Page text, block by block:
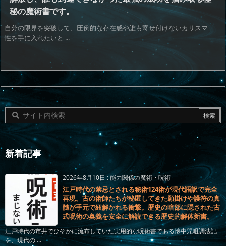
秘の魔術書です。
自分の限界を突破して、圧倒的な存在感や誰も寄せ付けないカリスマ
性を手に入れたいと ...
新着記事
2026年8月10日 :能力関係の魔術・呪術
江戸時代の禁忌とされる秘術124術が現代語訳で完全
再現。古の術師たちが秘匿してきた願掛けや護符の真
髄が手元で紐解かれる衝撃。歴史の暗部に隠された古
式呪術の奥義を安全に解読できる歴史的解体新書。
江戸時代の市井でひそかに流布していた実用的な呪術書である懐中咒咀調法記
を、現代の ...